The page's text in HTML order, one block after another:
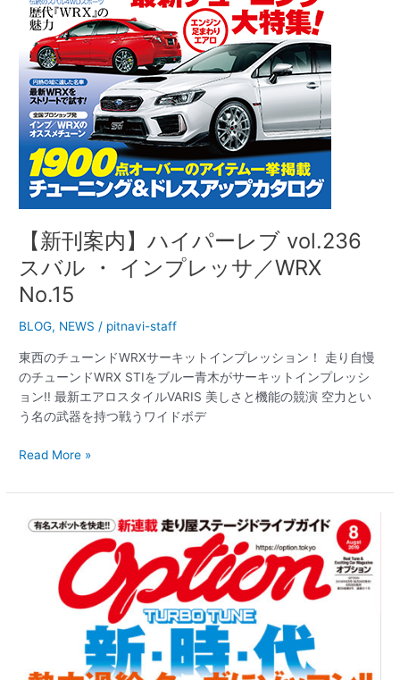
【新刊案内】ハイパーレブ vol.236
スバル ・ インプレッサ／WRX
No.15
BLOG, NEWS / pitnavi-staff
東西のチューンドWRXサーキットインプレッション！ 走り自慢
のチューンドWRX STIをブルー青木がサーキットインプレッシ
ョン!! 最新エアロスタイルVARIS 美しさと機能の競演 空力とい
う名の武器を持つ戦うワイドボデ
vol.236
ス
バ
ル
・
イ
ン
プ
レ
ッ
サ
WRX
No.15
Read More »
【新